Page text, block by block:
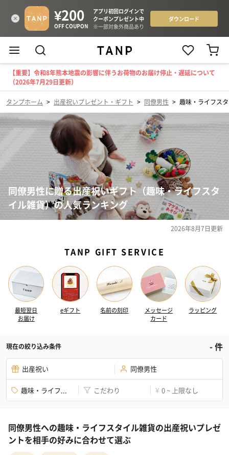
【重要】令和8年熊本地震の影響に伴うお荷物のお届け停止・遅延について
（2026年7月29日更新）
タンプホーム > 出産祝いプレゼント・ギフト > 同僚男性 > 趣味・ライフス
同僚男性に贈る出産祝いギフト（趣味・ライフスタ
イル雑貨）の人気ランキング
2026年8月7日更新
TANP GIFT SERVICE
最短翌日
お届け
eギフト 名前の刻印
メッセージ
カード
ラッピング
現在の絞り込み条件 -件
出産祝い 同僚男性
趣味・ライフ... こだわり ¥ 0 ~ 上限なし
同僚男性への趣味・ライフスタイル雑貨の出産祝いプレゼ
ントを相手の好みに合わせて選ぶ